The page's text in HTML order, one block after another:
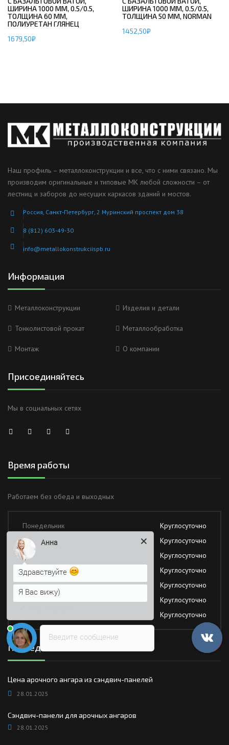
ШИРИНА 1000 ММ, 0.5/0.5,
ТОЛЩИНА 60 ММ,
ПОЛИУРЕТАН ГЛЯНЕЦ
1679,50₽
ШИРИНА 1000 ММ, 0.5/0.5,
ТОЛЩИНА 50 ММ, NORMAN
1452,50₽
Наш профиль – металлоконструкции и все, что с ними связано. Мы
производим оригинальные и типовые МК любой сложности – от
лестниц и заборов до несущих каркасов зданий и мостов.
Россия, Санкт-Петербург, 2 Муринский проспект дом 38
8 (812) 603-49-30
info@metallokonstrukciispb.ru
Информация
Металлоконструкции Изделия и детали
Тонколистовой прокат Металлообработка
Монтаж О компании
Присоединяйтесь
Мы в социальных сетях
Время работы
Работаем без обеда и выходных
Понедельник
Круглосуточно
Вторник
Круглосуточно
Среда
Круглосуточно
Четверг
Круглосуточно
Пятница
Круглосуточно
Суббота
Круглосуточно
Круглосуточно
Последние новости
Цена арочного ангара из сэндвич-панелей
28.01.2025
Сэндвич-панели для арочных ангаров
28.01.2025
Введите сообщение
Здравствуйте
Я Вас вижу)
Напишите сюда свой вопрос.
Возможно, его решение будет
быстрее